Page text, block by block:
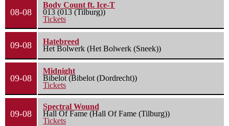
08-08
Body Count ft. Ice-T
013 (013 (Tilburg))
Tickets
09-08
Hatebreed
Het Bolwerk (Het Bolwerk (Sneek))
09-08
Midnight
Bibelot (Bibelot (Dordrecht))
Tickets
09-08
Spectral Wound
Hall Of Fame (Hall Of Fame (Tilburg))
Tickets